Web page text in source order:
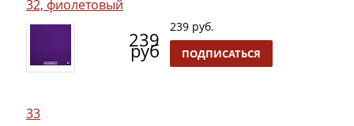
32, фиолетовый
239
руб
239 руб.
ПОДПИСАТЬСЯ
33